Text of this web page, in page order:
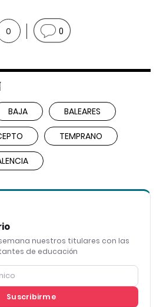
0 0
BAJA BALEARES
TEMPRANO
nuestros titulares con las
de educación
Suscribirme